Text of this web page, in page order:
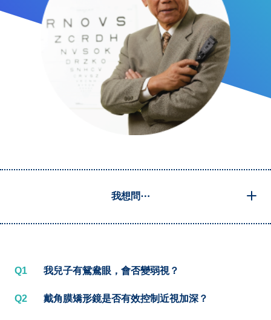
我想問⋯
Q1 我兒子有鴛鴦眼，會否變弱視？
Q2 戴角膜矯形鏡是否有效控制近視加深？